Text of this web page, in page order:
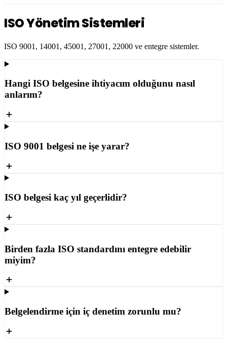
ISO Yönetim Sistemleri
ISO 9001, 14001, 45001, 27001, 22000 ve entegre sistemler.
Hangi ISO belgesine ihtiyacım olduğunu nasıl
anlarım?
ISO 9001 belgesi ne işe yarar?
ISO belgesi kaç yıl geçerlidir?
Birden fazla ISO standardını entegre edebilir
miyim?
Belgelendirme için iç denetim zorunlu mu?